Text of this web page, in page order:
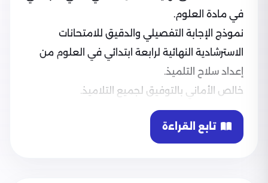
في مادة العلوم.
نموذج الإجابة التفصيلي والدقيق للامتحانات
الاسترشادية النهائية لرابعة ابتدائي في العلوم من
إعداد سلاح التلميذ.
خالص الأماني بالتوفيق لجميع التلاميذ.
تابع القراءة